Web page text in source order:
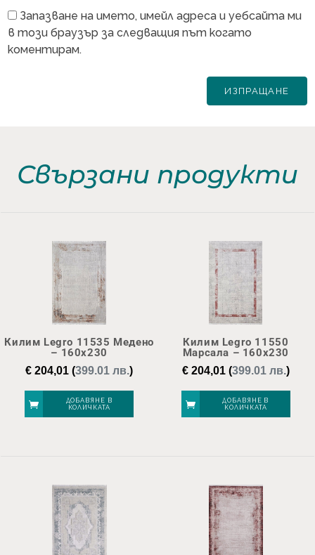
Запазване на името, имейл адреса и уебсайта ми
в този браузър за следващия път когато
коментирам.
Свързани продукти
Килим Legro 11535 Медено
– 160х230
€ 204,01 (399.01 лв.)
ДОБАВЯНЕ В
КОЛИЧКАТА
Килим Legro 11550
Марсала – 160х230
€204,01(399.01 лв.)
ДОБАВЯНЕ В
КОЛИЧКАТА